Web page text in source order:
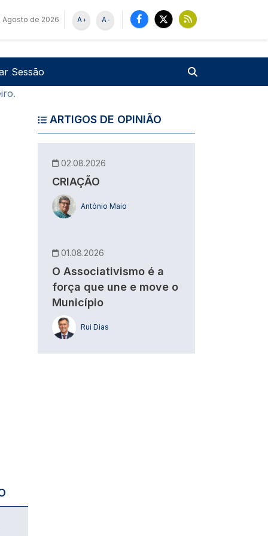
Agosto de 2026 -
A
+
A
de utilizador
Sessão
ARTIGOS DE OPINIÃO
02.08.2026
CRIAÇÃO
António Maio
01.08.2026
O Associativismo é a
força que une e move o
Município
Rui Dias